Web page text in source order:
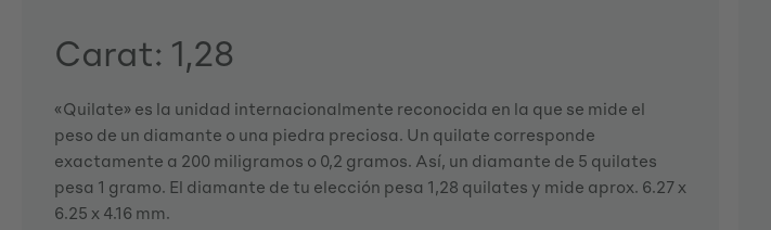
Carat: 1,28
«Quilate» es la unidad internacionalmente reconocida en la que se mide el
peso de un diamante o una piedra preciosa. Un quilate corresponde
exactamente a 200 miligramos o 0,2 gramos. Así, un diamante de 5 quilates
pesa 1 gramo. El diamante de tu elección pesa 1,28 quilates y mide aprox. 6.27 x
6.25 x 4.16 mm.